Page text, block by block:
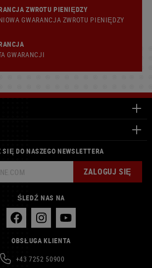
ZWROTU PIENIĘDZY
GWARANCJA ZWROTU PIENIĘDZY
GWARANCJI
DO NASZEGO NEWSLETTERA
ZALOGUJ SIĘ
ŚLEDŹ NAS NA
OBSŁUGA KLIENTA
+43 7252 50900